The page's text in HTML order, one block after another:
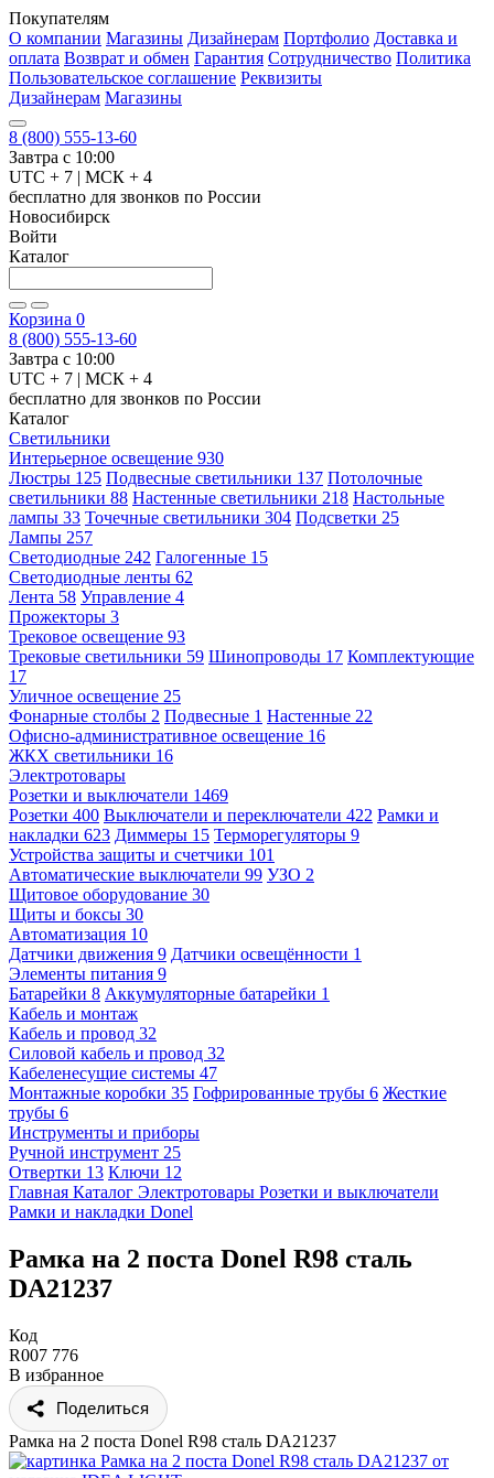
Покупателям
О компании Магазины Дизайнерам Портфолио Доставка и
оплата Возврат и обмен Гарантия Сотрудничество Политика
Пользовательское соглашение Реквизиты
Дизайнерам Магазины
8 (800) 555-13-60
Завтра с 10:00
UTC + 7 | МСК + 4
бесплатно для звонков по России
Новосибирск
Войти
Каталог
Корзина 0
8 (800) 555-13-60
Завтра с 10:00
UTC + 7 | МСК + 4
бесплатно для звонков по России
Каталог
Светильники
Интерьерное освещение 930
Люстры 125 Подвесные светильники 137 Потолочные
светильники 88 Настенные светильники 218 Настольные
лампы 33 Точечные светильники 304 Подсветки 25
Лампы 257
Светодиодные 242 Галогенные 15
Светодиодные ленты 62
Лента 58 Управление 4
Прожекторы 3
Трековое освещение 93
Трековые светильники 59 Шинопроводы 17 Комплектующие
17
Уличное освещение 25
Фонарные столбы 2 Подвесные 1 Настенные 22
Офисно-административное освещение 16
ЖКХ светильники 16
Электротовары
Розетки и выключатели 1469
Розетки 400 Выключатели и переключатели 422 Рамки и
накладки 623 Диммеры 15 Терморегуляторы 9
Устройства защиты и счетчики 101
Автоматические выключатели 99 УЗО 2
Щитовое оборудование 30
Щиты и боксы 30
Автоматизация 10
Датчики движения 9 Датчики освещённости 1
Элементы питания 9
Батарейки 8 Аккумуляторные батарейки 1
Кабель и монтаж
Кабель и провод 32
Силовой кабель и провод 32
Кабеленесущие системы 47
Монтажные коробки 35 Гофрированные трубы 6 Жесткие
трубы 6
Инструменты и приборы
Ручной инструмент 25
Отвертки 13 Ключи 12
Главная Каталог Электротовары Розетки и выключатели
Рамки и накладки Donel
Рамка на 2 поста Donel R98 сталь
DA21237
Код
R007 776
В избранное
Поделиться
Рамка на 2 поста Donel R98 сталь DA21237